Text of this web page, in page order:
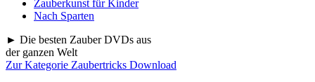
Zauberkunst für Kinder
Nach Sparten
► Die besten Zauber DVDs aus
der ganzen Welt
Zur Kategorie Zaubertricks Download